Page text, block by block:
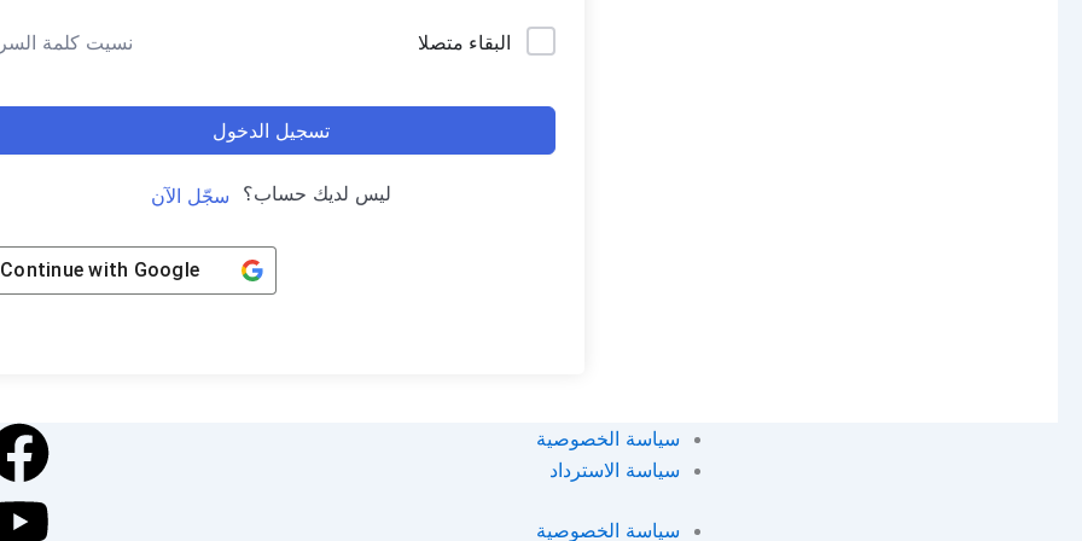
البقاء متصلا نسيت كلمة
تسجيل الدخول
ليس لديك حساب؟ سجّل الآن
Continue with Google
سياسة الخصوصية
سياسة الاسترداد
سياسة الخصوصية